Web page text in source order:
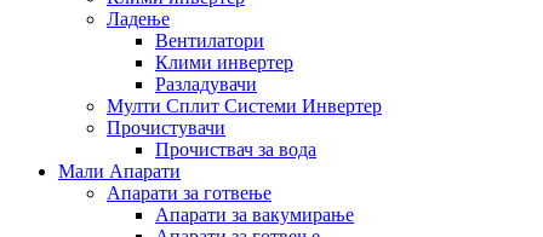
Ладење
Вентилатори
Клими инвертер
Разладувачи
Мулти Сплит Системи Инвертер
Прочистувачи
Прочиствач за вода
Мали Апарати
Апарати за готвење
Апарати за вакумирање